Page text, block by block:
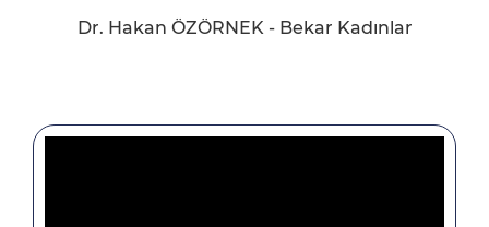
Dr. Hakan ÖZÖRNEK - Bekar Kadınlar